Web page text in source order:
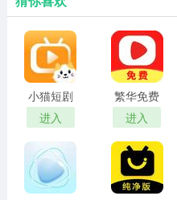
4、游戏内还设有排行榜
名。
小猫短剧
红包版
进入
繁华免费
短剧 在线
观看
进入